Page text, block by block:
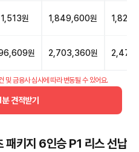
원 1,849,600원
원 2,703,360원
및 금융사 심사에 따라 변동될 수 있어요.
견적받기
키지 6인승 P1 리스 선납